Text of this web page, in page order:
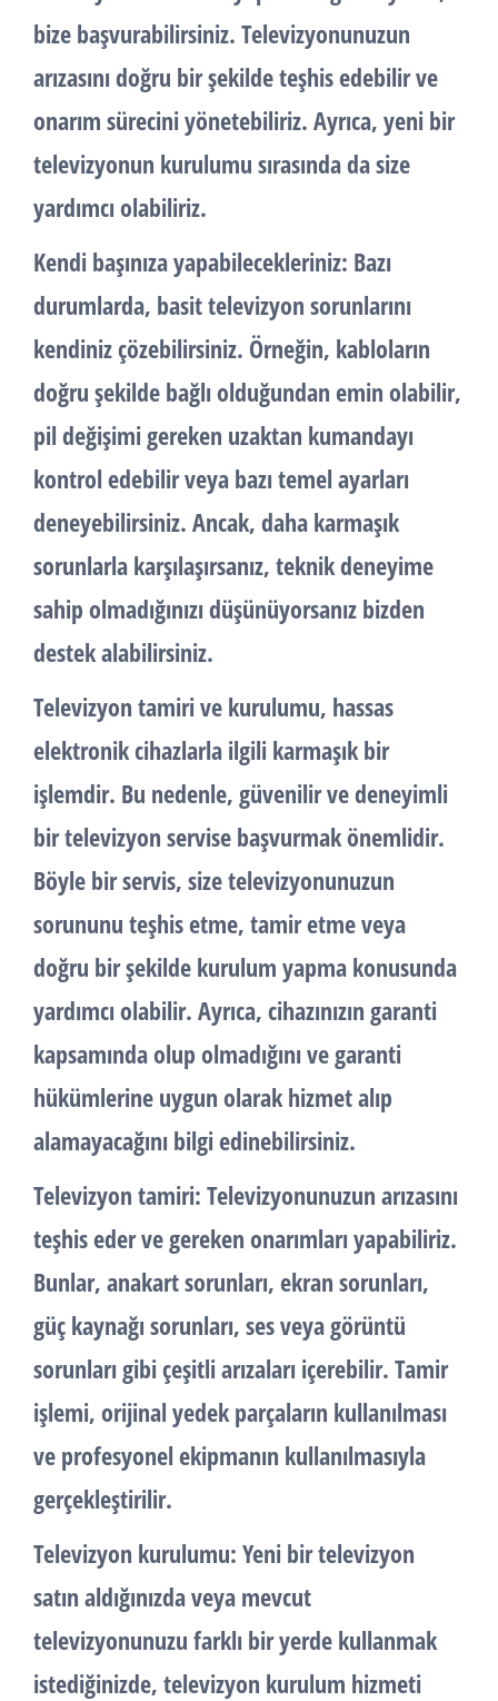
bize başvurabilirsiniz. Televizyonunuzun
arızasını doğru bir şekilde teşhis edebilir ve
onarım sürecini yönetebiliriz. Ayrıca, yeni bir
televizyonun kurulumu sırasında da size
yardımcı olabiliriz.
Kendi başınıza yapabilecekleriniz: Bazı
durumlarda, basit televizyon sorunlarını
kendiniz çözebilirsiniz. Örneğin, kabloların
doğru şekilde bağlı olduğundan emin olabilir,
pil değişimi gereken uzaktan kumandayı
kontrol edebilir veya bazı temel ayarları
deneyebilirsiniz. Ancak, daha karmaşık
sorunlarla karşılaşırsanız, teknik deneyime
sahip olmadığınızı düşünüyorsanız bizden
destek alabilirsiniz.
Televizyon tamiri ve kurulumu, hassas
elektronik cihazlarla ilgili karmaşık bir
işlemdir. Bu nedenle, güvenilir ve deneyimli
bir televizyon servise başvurmak önemlidir.
Böyle bir servis, size televizyonunuzun
sorununu teşhis etme, tamir etme veya
doğru bir şekilde kurulum yapma konusunda
yardımcı olabilir. Ayrıca, cihazınızın garanti
kapsamında olup olmadığını ve garanti
hükümlerine uygun olarak hizmet alıp
alamayacağını bilgi edinebilirsiniz.
Televizyon tamiri: Televizyonunuzun arızasını
teşhis eder ve gereken onarımları yapabiliriz.
Bunlar, anakart sorunları, ekran sorunları,
güç kaynağı sorunları, ses veya görüntü
sorunları gibi çeşitli arızaları içerebilir. Tamir
işlemi, orijinal yedek parçaların kullanılması
ve profesyonel ekipmanın kullanılmasıyla
gerçekleştirilir.
Televizyon kurulumu: Yeni bir televizyon
satın aldığınızda veya mevcut
televizyonunuzu farklı bir yerde kullanmak
istediğinizde, televizyon kurulum hizmeti